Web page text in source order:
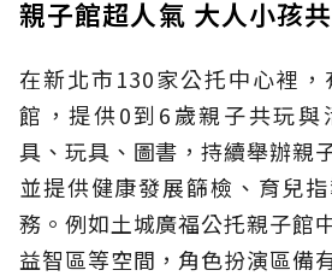
親子館超人氣 大人小孩
在新北市130家公托中心裡
館，提供0到6歲親子共玩與
具、玩具、圖書，持續舉辦親
並提供健康發展篩檢、育兒
務。例如土城廣福公托親子館
益智區等空間，角色扮演區備